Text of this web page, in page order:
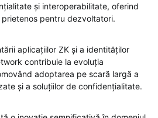
și interoperabilitate, oferind
pentru dezvoltatori.
aplicațiilor ZK și a identităților
contribuie la evoluția
adoptarea pe scară largă a
și a soluțiilor de confidențialitate.